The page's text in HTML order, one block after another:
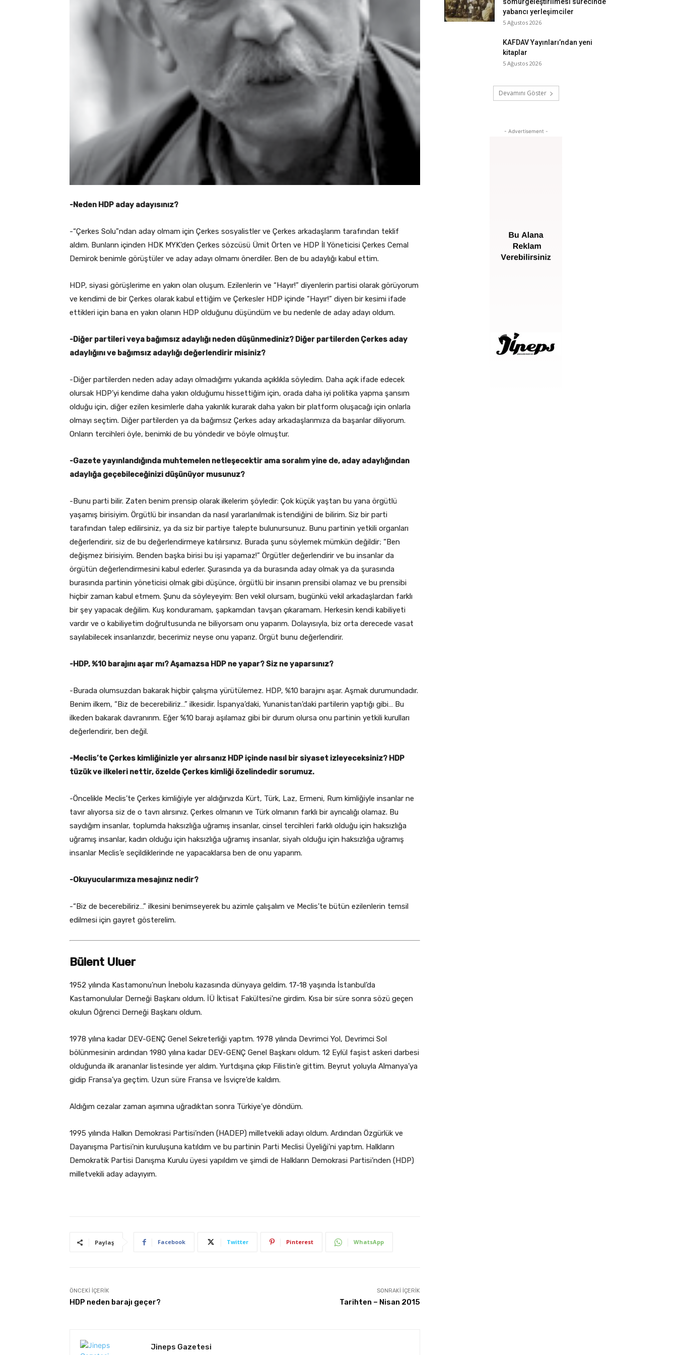
-Neden HDP aday adayısınız?
-“Çerkes Solu”ndan aday olmam için Çerkes sosyalistler ve Çerkes arkadaşlarım tarafından teklif
aldım. Bunların içinden HDK MYK’den Çerkes sözcüsü Ümit Örten ve HDP İl Yöneticisi Çerkes Cemal
Demirok benimle görüştüler ve aday adayı olmamı önerdiler. Ben de bu adaylığı kabul ettim.
HDP, siyasi görüşlerime en yakın olan oluşum. Ezilenlerin ve “Hayır!” diyenlerin partisi olarak görüyorum
ve kendimi de bir Çerkes olarak kabul ettiğim ve Çerkesler HDP içinde “Hayır!” diyen bir kesimi ifade
ettikleri için bana en yakın olanın HDP olduğunu düşündüm ve bu nedenle de aday adayı oldum.
-Diğer partileri veya bağımsız adaylığı neden düşünmediniz? Diğer partilerden Çerkes aday
adaylığını ve bağımsız adaylığı değerlendirir misiniz?
-Diğer partilerden neden aday adayı olmadığımı yukarıda açıklıkla söyledim. Daha açık ifade edecek
olursak HDP’yi kendime daha yakın olduğumu hissettiğim için, orada daha iyi politika yapma şansım
olduğu için, diğer ezilen kesimlerle daha yakınlık kurarak daha yakın bir platform oluşacağı için onlarla
olmayı seçtim. Diğer partilerden ya da bağımsız Çerkes aday arkadaşlarımıza da başarılar diliyorum.
Onların tercihleri öyle, benimki de bu yöndedir ve böyle olmuştur.
-Gazete yayınlandığında muhtemelen netleşecektir ama soralım yine de, aday adaylığından
adaylığa geçebileceğinizi düşünüyor musunuz?
-Bunu parti bilir. Zaten benim prensip olarak ilkelerim şöyledir: Çok küçük yaştan bu yana örgütlü
yaşamış birisiyim. Örgütlü bir insandan da nasıl yararlanılmak istendiğini de bilirim. Siz bir parti
tarafından talep edilirsiniz, ya da siz bir partiye talepte bulunursunuz. Bunu partinin yetkili organları
değerlendirir, siz de bu değerlendirmeye katılırsınız. Burada şunu söylemek mümkün değildir; “Ben
değişmez birisiyim. Benden başka birisi bu işi yapamaz!” Örgütler değerlendirir ve bu insanlar da
örgütün değerlendirmesini kabul ederler. Şurasında ya da burasında aday olmak ya da şurasında
burasında partinin yöneticisi olmak gibi düşünce, örgütlü bir insanın prensibi olamaz ve bu prensibi
hiçbir zaman kabul etmem. Şunu da söyleyeyim: Ben vekil olursam, bugünkü vekil arkadaşlardan farklı
bir şey yapacak değilim. Kuş konduramam, şapkamdan tavşan çıkaramam. Herkesin kendi kabiliyeti
vardır ve o kabiliyetim doğrultusunda ne biliyorsam onu yaparım. Dolayısıyla, biz orta derecede vasat
sayılabilecek insanlarızdır, becerimiz neyse onu yaparız. Örgüt bunu değerlendirir.
-HDP, %10 barajını aşar mı? Aşamazsa HDP ne yapar? Siz ne yaparsınız?
-Burada olumsuzdan bakarak hiçbir çalışma yürütülemez. HDP, %10 barajını aşar. Aşmak durumundadır.
Benim ilkem, “Biz de becerebiliriz…” ilkesidir. İspanya’daki, Yunanistan’daki partilerin yaptığı gibi… Bu
ilkeden bakarak davranırım. Eğer %10 barajı aşılamaz gibi bir durum olursa onu partinin yetkili kurulları
değerlendirir, ben değil.
-Meclis’te Çerkes kimliğinizle yer alırsanız HDP içinde nasıl bir siyaset izleyeceksiniz? HDP
tüzük ve ilkeleri nettir, özelde Çerkes kimliği özelindedir sorumuz.
-Öncelikle Meclis’te Çerkes kimliğiyle yer aldığınızda Kürt, Türk, Laz, Ermeni, Rum kimliğiyle insanlar ne
tavır alıyorsa siz de o tavrı alırsınız. Çerkes olmanın ve Türk olmanın farklı bir ayrıcalığı olamaz. Bu
saydığım insanlar, toplumda haksızlığa uğramış insanlar, cinsel tercihleri farklı olduğu için haksızlığa
uğramış insanlar, kadın olduğu için haksızlığa uğramış insanlar, siyah olduğu için haksızlığa uğramış
insanlar Meclis’e seçildiklerinde ne yapacaklarsa ben de onu yaparım.
-Okuyucularımıza mesajınız nedir?
-“Biz de becerebiliriz…” ilkesini benimseyerek bu azimle çalışalım ve Meclis’te bütün ezilenlerin temsil
edilmesi için gayret gösterelim.
Bülent Uluer
1952 yılında Kastamonu’nun İnebolu kazasında dünyaya geldim. 17-18 yaşında İstanbul’da
Kastamonulular Derneği Başkanı oldum. İÜ İktisat Fakültesi’ne girdim. Kısa bir süre sonra sözü geçen
okulun Öğrenci Derneği Başkanı oldum.
1978 yılına kadar DEV-GENÇ Genel Sekreterliği yaptım. 1978 yılında Devrimci Yol, Devrimci Sol
bölünmesinin ardından 1980 yılına kadar DEV-GENÇ Genel Başkanı oldum. 12 Eylül faşist askeri darbesi
olduğunda ilk arananlar listesinde yer aldım. Yurtdışına çıkıp Filistin’e gittim. Beyrut yoluyla Almanya’ya
gidip Fransa’ya geçtim. Uzun süre Fransa ve İsviçre’de kaldım.
Aldığım cezalar zaman aşımına uğradıktan sonra Türkiye’ye döndüm.
1995 yılında Halkın Demokrasi Partisi’nden (HADEP) milletvekili adayı oldum. Ardından Özgürlük ve
Dayanışma Partisi’nin kuruluşuna katıldım ve bu partinin Parti Meclisi Üyeliği’ni yaptım. Halkların
Demokratik Partisi Danışma Kurulu üyesi yapıldım ve şimdi de Halkların Demokrasi Partisi’nden (HDP)
milletvekili aday adayıyım.
Paylaş Facebook Twitter Pinterest WhatsApp
ÖNCEKI İÇERIK
HDP neden barajı geçer?
SONRAKI İÇERIK
Tarihten – Nisan 2015
Jineps Gazetesi
yabancı yerleşimciler
5 Ağustos 2026
KAFDAV Yayınları’ndan yeni
kitaplar
5 Ağustos 2026
Devamını Göster
- Advertisement -